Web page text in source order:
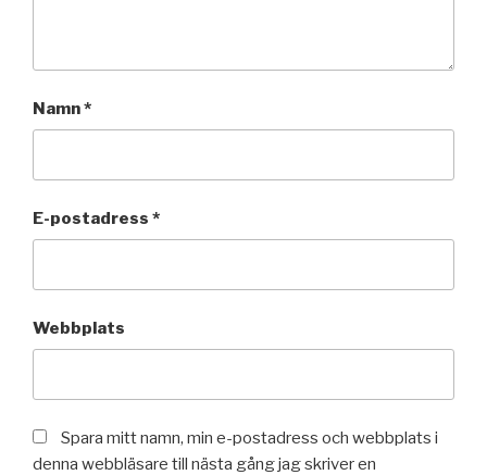
Namn*
E-postadress *
Webbplats
Spara mitt namn, min e-postadress och webbplats i
denna webbläsare till nästa gång jag skriver en